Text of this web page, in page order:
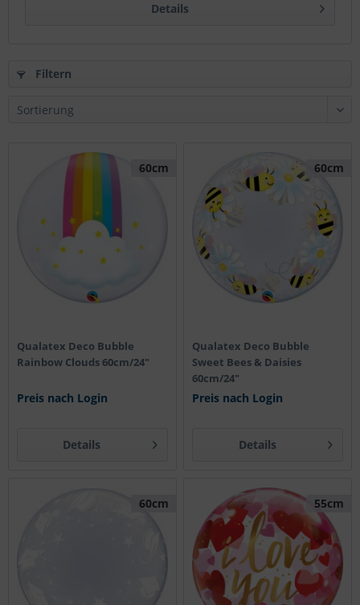
Details
Filtern
60cm
Qualatex Deco Bubble
Rainbow Clouds 60cm/24"
Preis nach Login
Details
60cm
Qualatex Deco Bubble
Sweet Bees & Daisies
60cm/24"
Preis nach Login
Details
60cm 55cm